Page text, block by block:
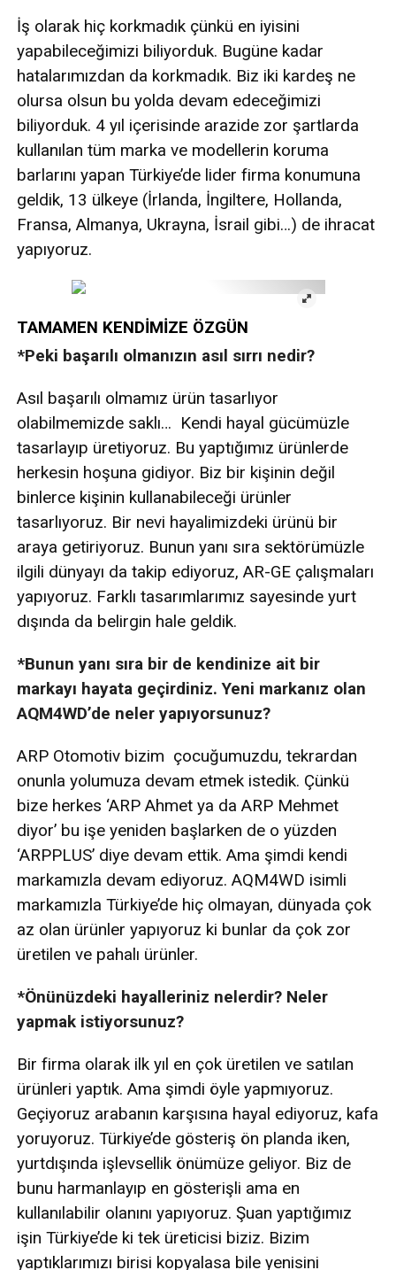
İş olarak hiç korkmadık çünkü en iyisini
yapabileceğimizi biliyorduk. Bugüne kadar
hatalarımızdan da korkmadık. Biz iki kardeş ne
olursa olsun bu yolda devam edeceğimizi
biliyorduk. 4 yıl içerisinde arazide zor şartlarda
kullanılan tüm marka ve modellerin koruma
barlarını yapan Türkiye’de lider firma konumuna
geldik, 13 ülkeye (İrlanda, İngiltere, Hollanda,
Fransa, Almanya, Ukrayna, İsrail gibi…) de ihracat
yapıyoruz.
TAMAMEN KENDİMİZE ÖZGÜN
*Peki başarılı olmanızın asıl sırrı nedir?
Asıl başarılı olmamız ürün tasarlıyor
olabilmemizde saklı… Kendi hayal gücümüzle
tasarlayıp üretiyoruz. Bu yaptığımız ürünlerde
herkesin hoşuna gidiyor. Biz bir kişinin değil
binlerce kişinin kullanabileceği ürünler
tasarlıyoruz. Bir nevi hayalimizdeki ürünü bir
araya getiriyoruz. Bunun yanı sıra sektörümüzle
ilgili dünyayı da takip ediyoruz, AR-GE çalışmaları
yapıyoruz. Farklı tasarımlarımız sayesinde yurt
dışında da belirgin hale geldik.
*Bunun yanı sıra bir de kendinize ait bir
markayı hayata geçirdiniz. Yeni markanız olan
AQM4WD’de neler yapıyorsunuz?
ARP Otomotiv bizim çocuğumuzdu, tekrardan
onunla yolumuza devam etmek istedik. Çünkü
bize herkes ‘ARP Ahmet ya da ARP Mehmet
diyor’ bu işe yeniden başlarken de o yüzden
‘ARPPLUS’ diye devam ettik. Ama şimdi kendi
markamızla devam ediyoruz. AQM4WD isimli
markamızla Türkiye’de hiç olmayan, dünyada çok
az olan ürünler yapıyoruz ki bunlar da çok zor
üretilen ve pahalı ürünler.
*Önünüzdeki hayalleriniz nelerdir? Neler
yapmak istiyorsunuz?
Bir firma olarak ilk yıl en çok üretilen ve satılan
ürünleri yaptık. Ama şimdi öyle yapmıyoruz.
Geçiyoruz arabanın karşısına hayal ediyoruz, kafa
yoruyoruz. Türkiye’de gösteriş ön planda iken,
yurtdışında işlevsellik önümüze geliyor. Biz de
bunu harmanlayıp en gösterişli ama en
kullanılabilir olanını yapıyoruz. Şuan yaptığımız
işin Türkiye’de ki tek üreticisi biziz. Bizim
yaptıklarımızı birisi kopyalasa bile yenisini